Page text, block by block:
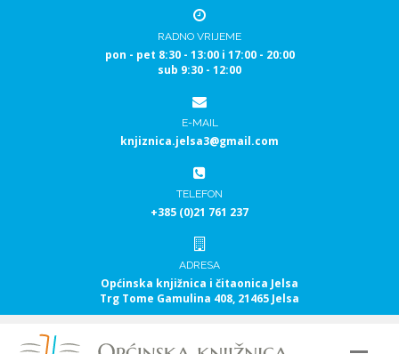
RADNO VRIJEME
pon - pet 8:30 - 13:00 i 17:00 - 20:00
sub 9:30 - 12:00
E-MAIL
knjiznica.jelsa3@gmail.com
TELEFON
+385 (0)21 761 237
ADRESA
Općinska knjižnica i čitaonica Jelsa
Trg Tome Gamulina 408, 21465 Jelsa